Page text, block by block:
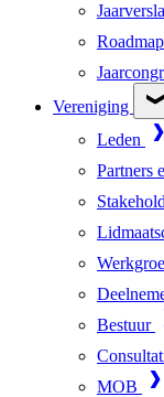
Roadmap
Vereniging
Leden
Partners
Bestuur
MOB